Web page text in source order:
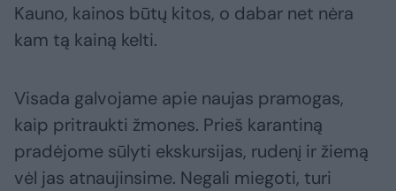
Kauno, kainos būtų kitos, o dabar net nėra
kam tą kainą kelti.
Visada galvojame apie naujas pramogas,
kaip pritraukti žmones. Prieš karantiną
pradėjome sūlyti ekskursijas, rudenį ir žiemą
vėl jas atnaujinsime. Negali miegoti, turi